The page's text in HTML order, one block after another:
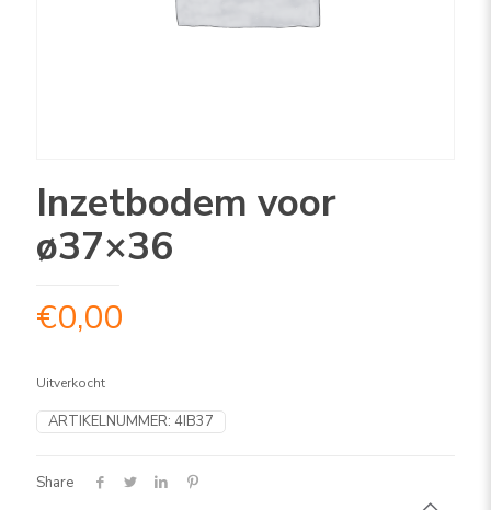
Inzetbodem voor
ø37×36
€0,00
Uitverkocht
ARTIKELNUMMER: 4IB37
Share